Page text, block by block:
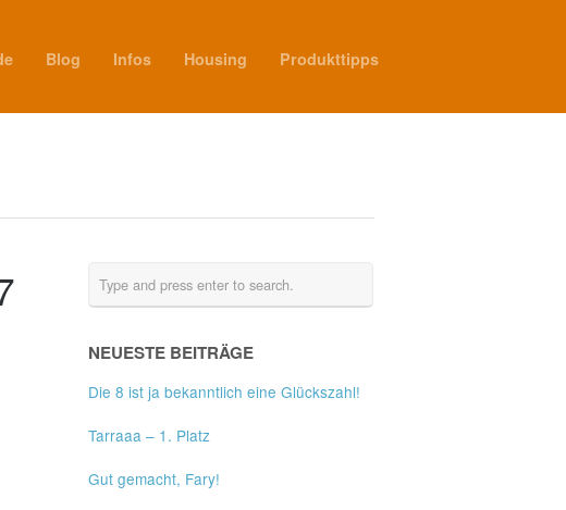
Blog Infos Housing Produkttipps
NEUESTE BEITRÄGE
Die 8 ist ja bekanntlich eine Glückszahl!
Tarraaa – 1. Platz
Gut gemacht, Fary!